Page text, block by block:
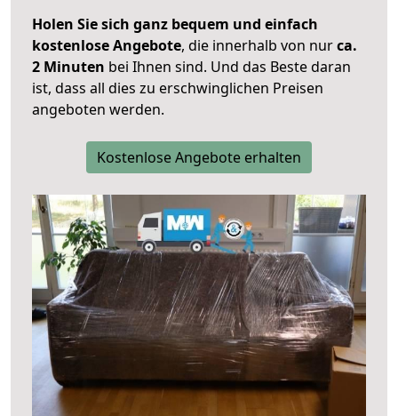
Holen Sie sich ganz bequem und einfach
kostenlose Angebote, die innerhalb von nurca.
2 Minuten bei Ihnen sind. Und das Beste daran
ist, dass all dies zu erschwinglichen Preisen
angeboten werden.
Kostenlose Angebote erhalten